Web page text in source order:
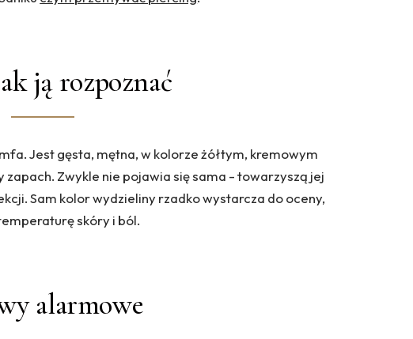
ją rozpoznać
Jest gęsta, mętna, w kolorze żółtym, kremowym
Zwykle nie pojawia się sama - towarzyszą jej
Sam kolor wydzieliny rzadko wystarcza do oceny,
skóry i ból.
alarmowe